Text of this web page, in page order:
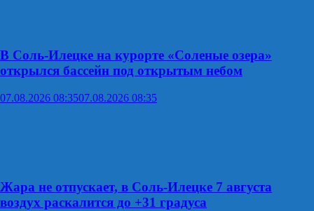
В Соль-Илецке на курорте «Соленые озера»
открылся бассейн под открытым небом
07.08.2026 08:3507.08.2026 08:35
Жара не отпускает, в Соль-Илецке 7 августа
воздух раскалится до +31 градуса